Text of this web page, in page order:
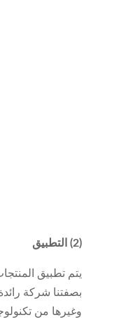
(2) التطبيق
يتم تطبيق
بصفتنا شركة
وغيرها من